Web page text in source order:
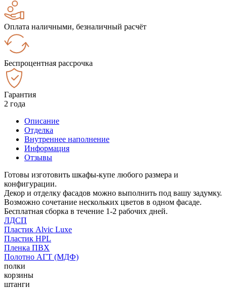
Оплата наличными, безналичный расчёт
Беспроцентная рассрочка
Гарантия
2 года
Описание
Отделка
Внутреннее наполнение
Информация
Отзывы
Готовы изготовить шкафы-купе любого размера и
конфигурации.
Декор и отделку фасадов можно выполнить под вашу задумку.
Возможно сочетание нескольких цветов в одном фасаде.
Бесплатная сборка в течение 1-2 рабочих дней.
ЛДСП
Пластик Alvic Luxe
Пластик HPL
Пленка ПВХ
Полотно АГТ (МДФ)
полки
корзины
штанги